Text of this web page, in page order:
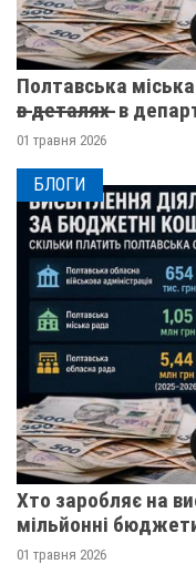
Полтавська
в̶ ̶д̶е̶т̶а̶л̶я̶х̶ ̶ в
01 травня 2026
БЛОГИ
Хто заробляє на
мільйонні
01 травня 2026